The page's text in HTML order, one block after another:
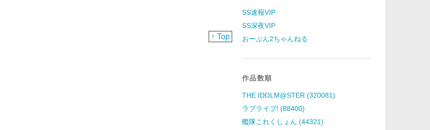
↑ Top
SS速報VIP
SS深夜VIP
おーぷん2ちゃんねる
作品数順
THE IDOLM@STER (320081)
ラブライブ! (88400)
艦隊これくしょん (44321)